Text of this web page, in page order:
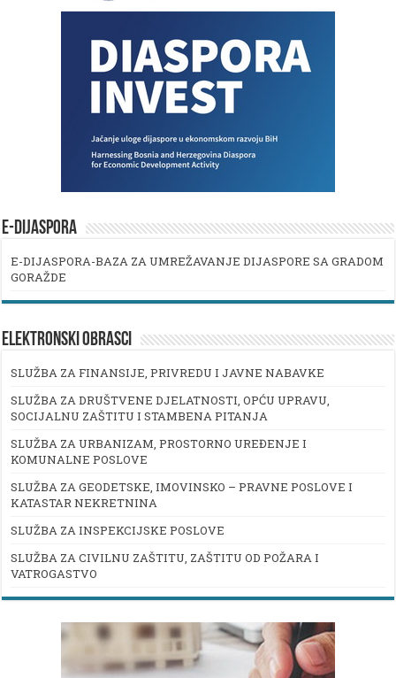
E-DIJASPORA
E-DIJASPORA-BAZA ZA UMREŽAVANJE DIJASPORE SA GRADOM
GORAŽDE
ELEKTRONSKI OBRASCI
SLUŽBA ZA FINANSIJE, PRIVREDU I JAVNE NABAVKE
SLUŽBA ZA DRUŠTVENE DJELATNOSTI, OPĆU UPRAVU,
SOCIJALNU ZAŠTITU I STAMBENA PITANJA
SLUŽBA ZA URBANIZAM, PROSTORNO UREĐENJE I
KOMUNALNE POSLOVE
SLUŽBA ZA GEODETSKE, IMOVINSKO – PRAVNE POSLOVE I
KATASTAR NEKRETNINA
SLUŽBA ZA INSPEKCIJSKE POSLOVE
SLUŽBA ZA CIVILNU ZAŠTITU, ZAŠTITU OD POŽARA I
VATROGASTVO